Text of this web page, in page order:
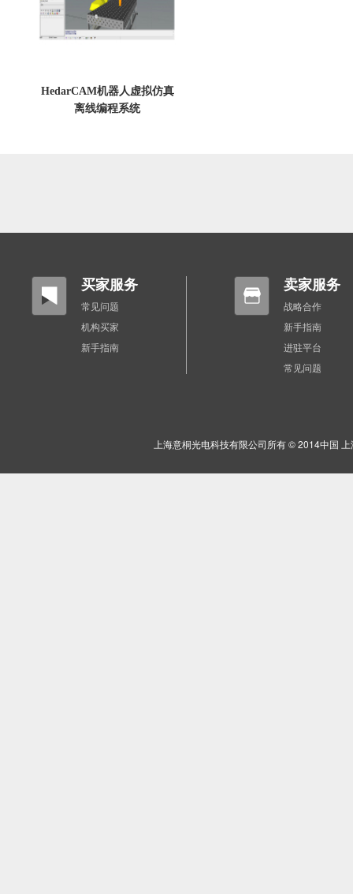
HedarCAM机器人虚拟仿真
离线编程系统
买家服务
常见问题
机构买家
新手指南
卖家服务
战略合作
新手指南
进驻平台
常见问题
上海意桐光电科技有限公司所有 © 2014中国